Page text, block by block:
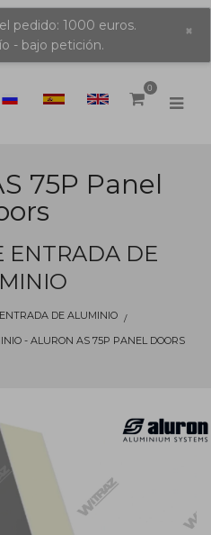
pedido: 1000 euros.
- bajo petición.
×
0
75P Panel
ENTRADA DE
DE ALUMINIO
- ALURON AS 75P PANEL DOORS